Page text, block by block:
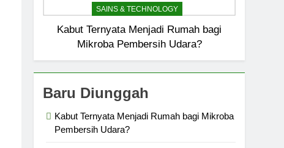
SAINS & TECHNOLOGY
Kabut Ternyata Menjadi Rumah bagi
Mikroba Pembersih Udara?
Baru Diunggah
Kabut Ternyata Menjadi Rumah bagi Mikroba
Pembersih Udara?